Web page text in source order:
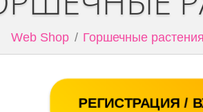
Web Shop Горшечные растения
РЕГИСТРАЦИЯ /